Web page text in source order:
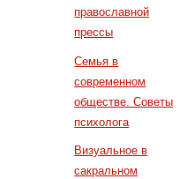
православной
прессы
Семья в
современном
обществе. Советы
психолога
Визуальное в
сакральном